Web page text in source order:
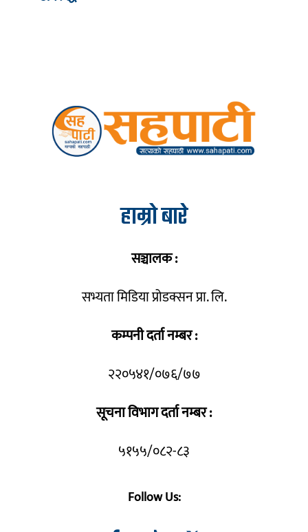
हाम्रो बारे
सञ्चालक :
सभ्यता मिडिया प्रोडक्सन प्रा. लि.
कम्पनी दर्ता नम्बर :
२२०५४१/०७६/७७
सूचना विभाग दर्ता नम्बर :
५१५५/०८२-८३
Follow Us: